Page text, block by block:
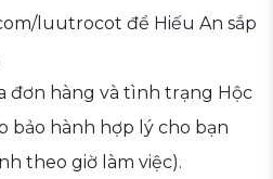
luutrocot để Hiếu An sắp
đơn hàng và tình trạng Hộc
bảo hành hợp lý cho bạn
theo giờ làm việc).